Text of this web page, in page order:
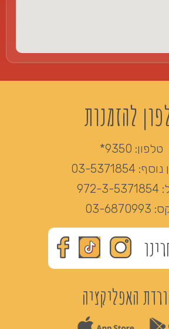
להזמנות
טלפון: 9350*
נוסף: 03-5371854
972-3-5371854
03-6870993
האפליקציה